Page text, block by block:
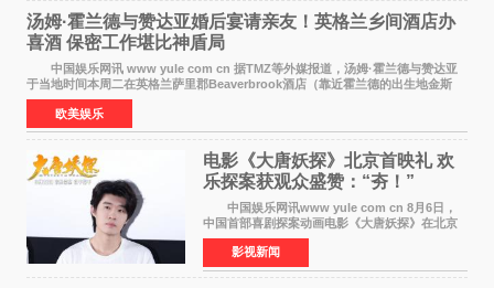
汤姆·霍兰德与赞达亚婚后宴请亲友！英格兰乡间酒店办
喜酒 保密工作堪比神盾局
中国娱乐网讯 www yule com cn 据TMZ等外媒报道，汤姆·霍兰德与赞达亚
于当地时间本周二在英格兰萨里郡Beaverbrook酒店（靠近霍兰德的出生地金斯
顿）举办婚宴，邀请家人与朋友们喝喜酒，庆祝
欧美娱乐
电影《大唐妖探》北京首映礼 欢
乐探案获观众盛赞：“夯！”
中国娱乐网讯www yule com cn 8月6日，
中国首部喜剧探案动画电影《大唐妖探》在北京
举办电影首映礼。导演程腾、联合导演黄珉、总
制片人曹紫建、制片人李莹莹，配音导演张喆，
对白指导程寅，领
影视新闻